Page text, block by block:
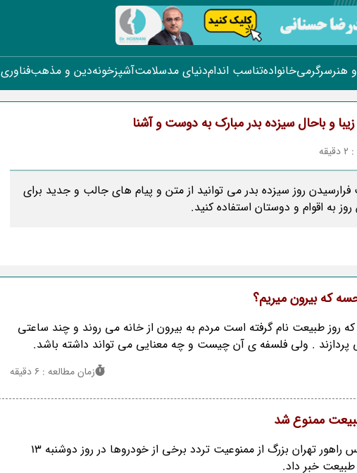
هنرسرگرمیخانوادهتناسب اندامدنیای مدسلامتآشپزخونهدین و مذهبفناوری
و باحال سیزده بدر مبارک به دوست و آشنا
فرارسیدن روز سیزده بدر می توانید از متن و پیام های جالب و جدید برای
به اقوام و دوستان استفاده کنید.
که بیرون میریم؟
که روز طبیعت نام گرفته است مردم به بیرون از خانه می روند و چند ساعتی
پردازند . ولی فلسفه ی آن چیست و چه معنایی می تواند داشته باشد.
زمان مطالعه : 6 دقیقه
ممنوع شد
رییس مرکز اطلاع رسانی پلیس راهور تهران بزرگ از ممنوعیت تردد برخی از خودروها در روز دوشنبه 13